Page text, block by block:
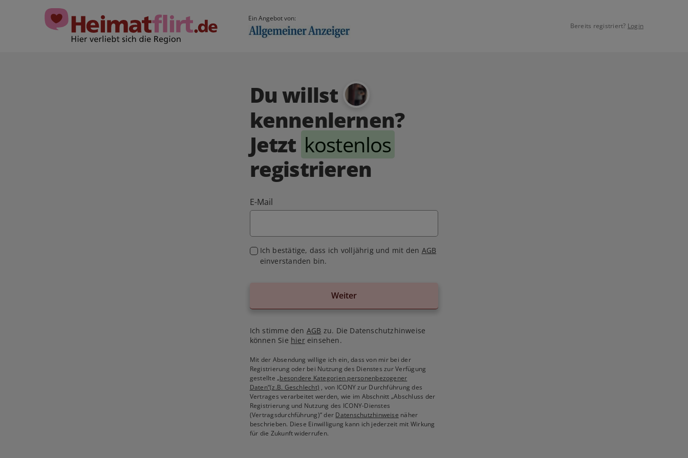
Ein Angebot von:
Bereits registriert? Login
Du willst
kennenlernen?
Jetzt kostenlos
registrieren
E-Mail
Ich bestätige, dass ich volljährig und mit den AGB
einverstanden bin.
Weiter
Ich stimme den AGB zu. Die Datenschutzhinweise
können Sie hiereinsehen.
Mit der Absendung willige ich ein, dass von mir bei der
Registrierung oder bei Nutzung des Dienstes zur Verfügung
gestellte„besondere Kategorien personenbezogener
Daten“(z.B. Geschlecht) , von ICONY zur Durchführung des
Vertrages verarbeitet werden, wie im Abschnitt „Abschluss der
Registrierung und Nutzung des ICONY-Dienstes
(Vertragsdurchführung)“ der Datenschutzhinweise näher
beschrieben. Diese Einwilligung kann ich jederzeit mit Wirkung
für die Zukunft widerrufen.